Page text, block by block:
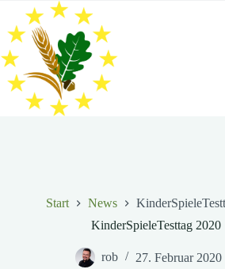
Inhalt
springen
Start News
KinderSpieleTesttag 2020
rob 27. Februar 2020